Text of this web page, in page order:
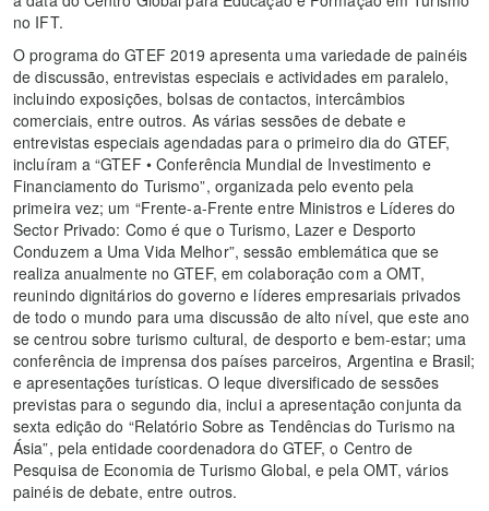
no IFT.
O programa do GTEF 2019 apresenta uma variedade de painéis
de discussão, entrevistas especiais e actividades em paralelo,
incluindo exposições, bolsas de contactos, intercâmbios
comerciais, entre outros. As várias sessões de debate e
entrevistas especiais agendadas para o primeiro dia do GTEF,
incluíram a “GTEF • Conferência Mundial de Investimento e
Financiamento do Turismo”, organizada pelo evento pela
primeira vez; um “Frente-a-Frente entre Ministros e Líderes do
Sector Privado: Como é que o Turismo, Lazer e Desporto
Conduzem a Uma Vida Melhor”, sessão emblemática que se
realiza anualmente no GTEF, em colaboração com a OMT,
reunindo dignitários do governo e líderes empresariais privados
de todo o mundo para uma discussão de alto nível, que este ano
se centrou sobre turismo cultural, de desporto e bem-estar; uma
conferência de imprensa dos países parceiros, Argentina e Brasil;
e apresentações turísticas. O leque diversificado de sessões
previstas para o segundo dia, inclui a apresentação conjunta da
sexta edição do “Relatório Sobre as Tendências do Turismo na
Ásia”, pela entidade coordenadora do GTEF, o Centro de
Pesquisa de Economia de Turismo Global, e pela OMT, vários
painéis de debate, entre outros.